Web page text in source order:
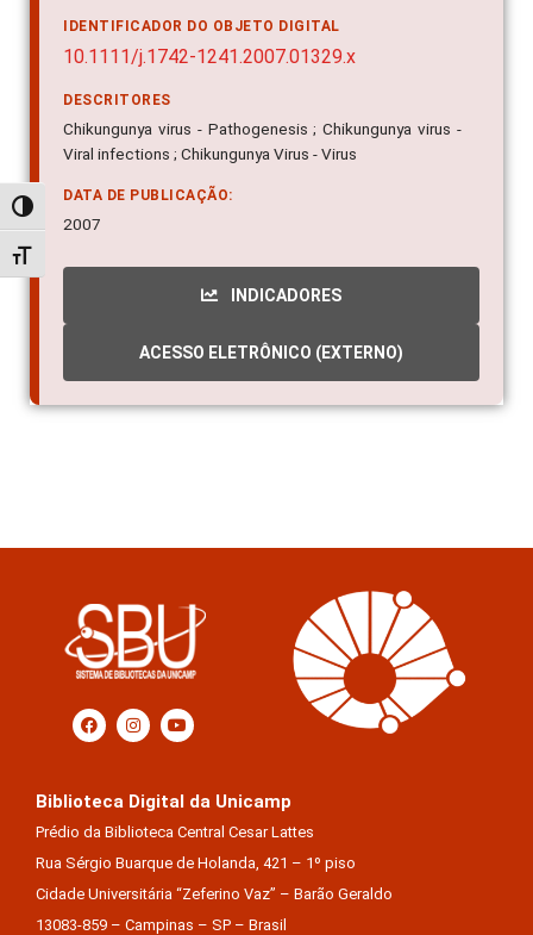
Alternar alto contraste
Alternar tamanho da fonte
IDENTIFICADOR DO OBJETO DIGITAL
DESCRITORES
Chikungunya virus - Pathogenesis ; Chikungunya virus -
Viral infections ; Chikungunya Virus - Virus
DATA DE PUBLICAÇÃO:
ACESSO ELETRÔNICO (EXTERNO)
Biblioteca Digital da Unicamp
Prédio da Biblioteca Central Cesar Lattes
Rua Sérgio Buarque de Holanda, 421 – 1º piso
Cidade Universitária “Zeferino Vaz” – Barão Geraldo